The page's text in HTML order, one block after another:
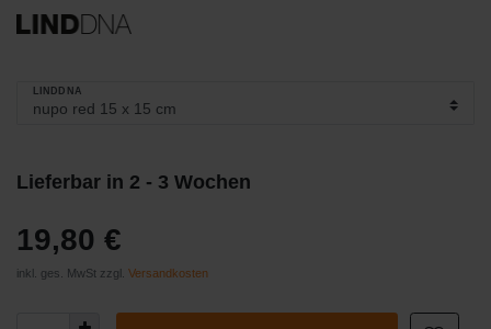
LINDDNA
Lieferbar in 2 - 3 Wochen
19,80 €
inkl. ges. MwSt zzgl. Versandkosten